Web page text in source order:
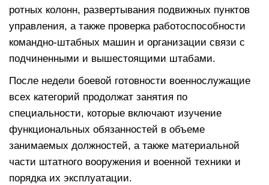
ротных колонн, развертывания подвижных пунктов
управления, а также проверка работоспособности
командно-штабных машин и организации связи с
подчиненными и вышестоящими штабами.
После недели боевой готовности военнослужащие
всех категорий продолжат занятия по
специальности, которые включают изучение
функциональных обязанностей в объеме
занимаемых должностей, а также материальной
части штатного вооружения и военной техники и
порядка их эксплуатации.